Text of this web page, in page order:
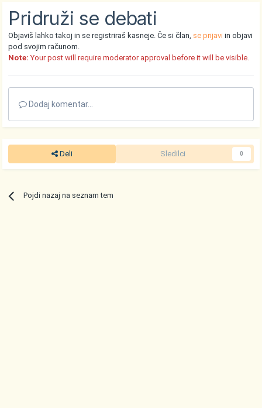
Pridruži se debati
Objaviš lahko takoj in se registriraš kasneje. Če si član, se prijavi in objavi
pod svojim računom.
Note: Your post will require moderator approval before it will be visible.
Dodaj komentar...
Deli Sledilci 0
Pojdi nazaj na seznam tem